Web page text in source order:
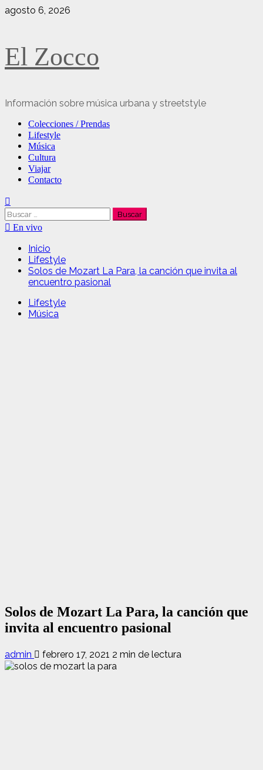
Saltar
agosto 6, 2026
El Zocco
Información sobre música urbana y streetstyle
Menú
principal
Colecciones / Prendas
Lifestyle
Música
Cultura
Viajar
Contacto
Buscar:
En vivo
Inicio
Lifestyle
Solos de Mozart La Para, la canción que invita al
encuentro pasional
Lifestyle
Música
Solos de Mozart La Para, la canción que
invita al encuentro pasional
admin febrero 17, 2021 2 min de lectura